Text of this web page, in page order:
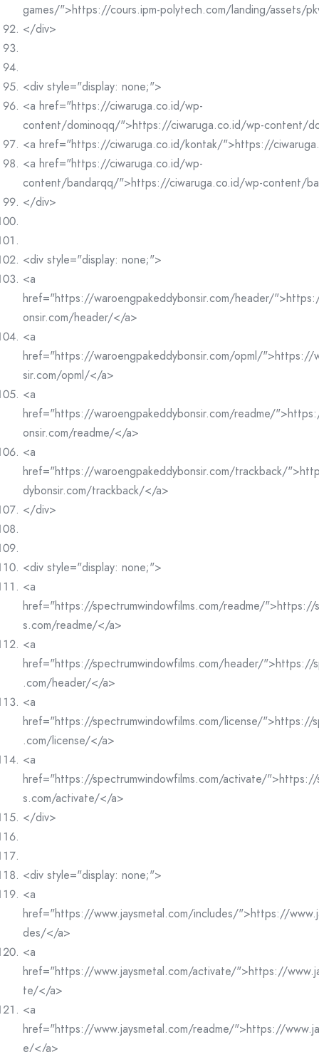
games/">https://cours.ipm-polytech.com/landing/assets/
</div>
<div style="display: none;">
<a href="https://ciwaruga.co.id/wp-
content/dominoqq/">https://ciwaruga.co.id/wp-content/
<a href="https://ciwaruga.co.id/kontak/">https://
<a href="https://ciwaruga.co.id/wp-
content/bandarqq/">https://ciwaruga.co.id/wp-content/
</div>
<div style="display: none;">
<a
href="https://waroengpakeddybonsir.com/header/
onsir.com/header/</a>
<a
href="https://waroengpakeddybonsir.com/opml/">https://
sir.com/opml/</a>
<a
href="https://waroengpakeddybonsir.com/readme/
onsir.com/readme/</a>
<a
href="https://waroengpakeddybonsir.com/trackback/
dybonsir.com/trackback/</a>
</div>
<div style="display: none;">
<a
href="https://spectrumwindowfilms.com/readme/">https://
s.com/readme/</a>
<a
href="https://spectrumwindowfilms.com/header/">https://
.com/header/</a>
<a
href="https://spectrumwindowfilms.com/license/">https://
.com/license/</a>
<a
href="https://spectrumwindowfilms.com/activate/">https://
s.com/activate/</a>
</div>
<div style="display: none;">
<a
href="https://www.jaysmetal.com/includes/">https://
des/</a>
<a
href="https://www.jaysmetal.com/activate/">https://
te/</a>
<a
href="https://www.jaysmetal.com/readme/">https://
e/</a>